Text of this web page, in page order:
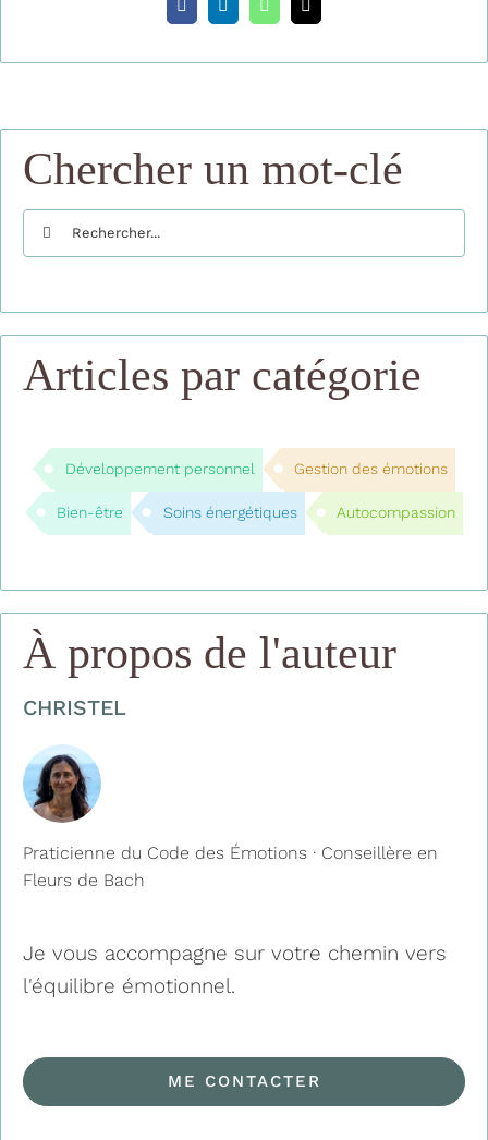
Chercher un mot-clé
Rechercher:
Articles par catégorie
Développement personnel Gestion des émotions
Bien-être Soins énergétiques Autocompassion
À propos de l'auteur
CHRISTEL
Praticienne du Code des Émotions · Conseillère en
Fleurs de Bach
Je vous accompagne sur votre chemin vers
l'équilibre émotionnel.
ME CONTACTER